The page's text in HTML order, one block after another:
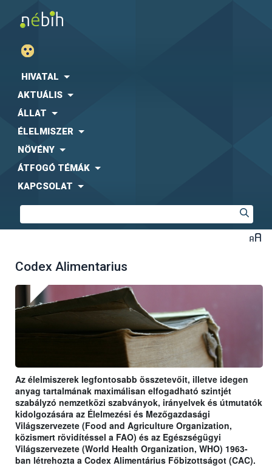
HIVATAL
AKTUÁLIS
ÁLLAT
ÉLELMISZER
NÖVÉNY
ÁTFOGÓ TÉMÁK
KAPCSOLAT
Codex Alimentarius
Az élelmiszerek legfontosabb összetevőit, illetve idegen
anyag tartalmának maximálisan elfogadható szintjét
szabályzó nemzetközi szabványok, irányelvek és útmutatók
kidolgozására az Élelmezési és Mezőgazdasági
Világszervezete (Food and Agriculture Organization,
közismert rövidítéssel a FAO) és az Egészségügyi
Világszervezete (World Health Organization, WHO) 1963-
ban létrehozta a Codex Alimentárius Főbizottságot (CAC).